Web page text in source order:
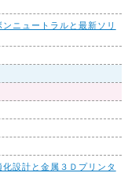
ニュートラルと最新ソリ
設計と金属３Ｄプリンタ